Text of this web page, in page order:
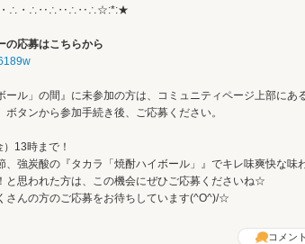
・∴・∴‥∴‥∴‥∴☆:*:★
の応募はこちらから
ル」の間』に未参加の方は、コミュニティページ上部にあ
ボタンから参加手続き後、ご応募ください。
13時まで！
、強炭酸の『タカラ「焼酎ハイボール」』でキレ味爽快な味
と思われた方は、この機会にぜひご応募くださいね☆
さんの方のご応募をお待ちしています(^O^)/☆
コメン